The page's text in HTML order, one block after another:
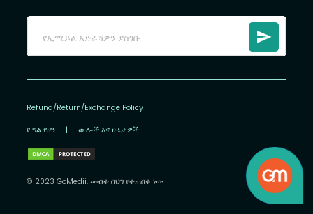
Refund/Return/Exchange Policy
የ ግል የሆነ | ውሎች እና ሁኔታዎች
© 2023 GoMedii. መብቱ በህግ የተጠበቀ ነው